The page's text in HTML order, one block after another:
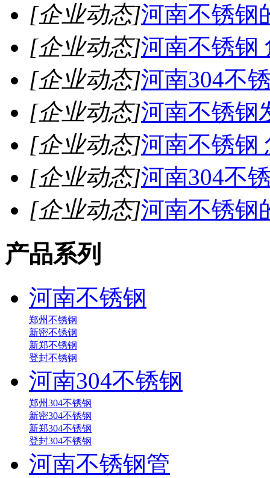
[企业动态]河南不锈钢
[企业动态]河南不锈钢
[企业动态]河南304不
[企业动态]河南不锈钢
[企业动态]河南不锈钢
[企业动态]河南304不
[企业动态]河南不锈钢
产品系列
河南不锈钢
郑州不锈钢
新密不锈钢
新郑不锈钢
登封不锈钢
河南304不锈钢
郑州304不锈钢
新密304不锈钢
新郑304不锈钢
登封304不锈钢
河南不锈钢管